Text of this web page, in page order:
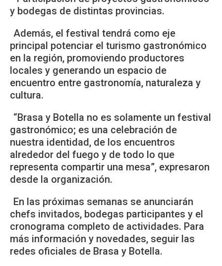
y bodegas de distintas provincias.
Además, el festival tendrá como eje
principal potenciar el turismo gastronómico
en la región, promoviendo productores
locales y generando un espacio de
encuentro entre gastronomía, naturaleza y
cultura.
“Brasa y Botella no es solamente un festival
gastronómico; es una celebración de
nuestra identidad, de los encuentros
alrededor del fuego y de todo lo que
representa compartir una mesa”, expresaron
desde la organización.
En las próximas semanas se anunciarán
chefs invitados, bodegas participantes y el
cronograma completo de actividades. Para
más información y novedades, seguir las
redes oficiales de Brasa y Botella.